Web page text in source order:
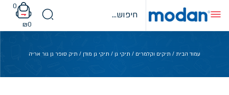
content
0
₪0
עמוד הבית / תיקים וקלמרים / תיקי גן / תיקי גן מודן / תיק סופר גן גור אריה